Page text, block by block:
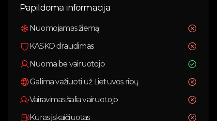
Papildoma informacija
Nuomojamas žiemą
KASKO draudimas
Nuoma be vairuotojo
Galima važiuoti už Lietuvos ribų
Vairavimas šalia vairuotojo
Kuras įskaičiuotas